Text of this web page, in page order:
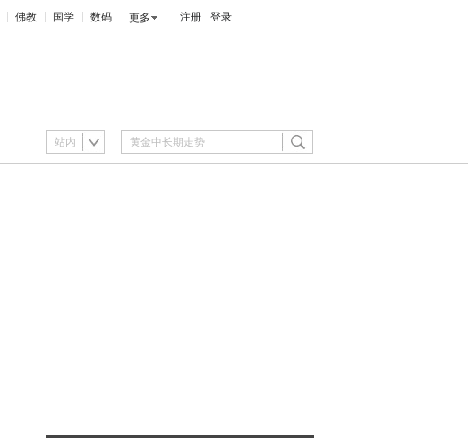
佛教 国学 数码 更多 注册 登录
站内